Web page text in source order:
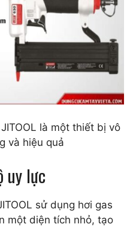
là một thiết bị vô
và hiệu quả
uy lực
sử dụng hơi gas
một diện tích nhỏ, tạo